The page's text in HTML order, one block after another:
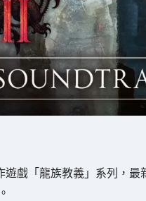
戲「龍族教義」系列，